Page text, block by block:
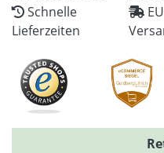
Schnelle
Lieferzeiten